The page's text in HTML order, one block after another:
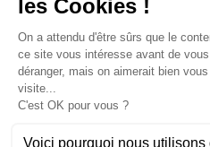
Rechercher
Rejoignez-
Rejoindre
© 2026 Tous
Mentions